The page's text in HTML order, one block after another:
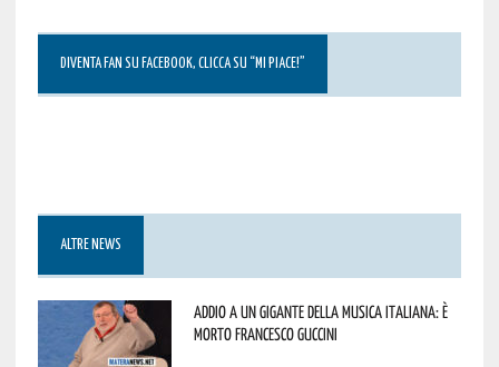
DIVENTA FAN SU FACEBOOK, CLICCA SU “MI PIACE!”
ALTRE NEWS
Addio a un gigante della musica italiana: è
morto Francesco Guccini